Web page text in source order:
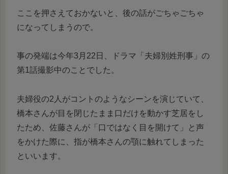
ここを押さえておかないと、後の話がごちゃごちゃ
になってしまうので。
事の発端は今年3月22日、ドラマ「夫婦別姓刑事」の
第1話撮影中のことでした。
夫婦役の2人がコントのようなシーンを演じていて、
橋本さんが目を閉じたまま口だけを動かす芝居をし
たため、佐藤さんが「口ではなく目を開けて」と声
をかけた際に、指が橋本さんの顎に触れてしまった
といいます。